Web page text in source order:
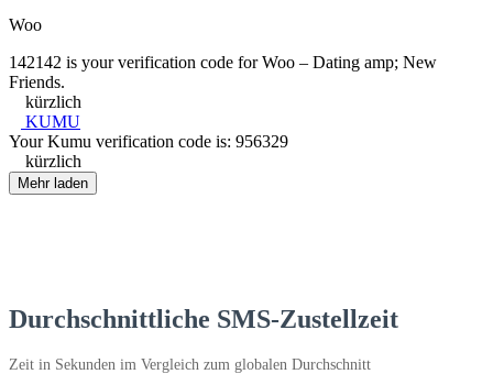
Woo
142142 is your verification code for Woo – Dating amp; New
Friends.
kürzlich
KUMU
Your Kumu verification code is: 956329
kürzlich
Mehr laden
Durchschnittliche SMS-Zustellzeit
Zeit in Sekunden im Vergleich zum globalen Durchschnitt